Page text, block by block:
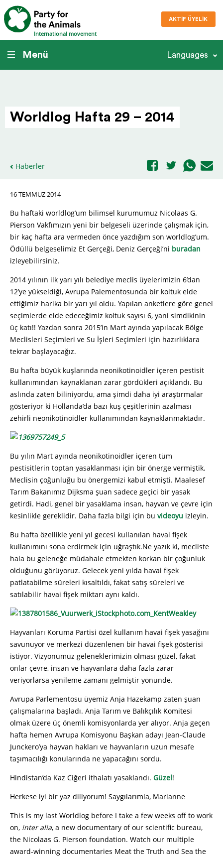
International movement
AKTIF ÜYELIK
Menü Languages
Worldlog Hafta 29 – 2014
Haberler
16 TEMMUZ 2014
Bu haftaki worldlog’um bilimsel kurumumuz Nicolaas G.
Pierson Vakfımızın yeni bir belgeseli üzerinde çalışmak için,
bir kaç hafta ara vermeden önce yazdığım son worldlog’um.
Ödüllü belgeselimiz Et Gerçeği, Deniz Gerçeği’ni buradan
izleyebilirsiniz.
2014 yılının ilk yarı yılı belediye meclis üyelerimizin 6’dan
12’ye yükseldiği, Avrupa Palementosunda bir koltuk elde
ettiğimiz harika bir yarı yıl oldu. Yapılan anketlere göre genel
seçimlerde elde edeceğimiz koltuk sayısı 6, yani simdikinin
üç katı!! Yazdan sonra 2015’in Mart ayında yapılacak Bölge
Meclisleri Seçimleri ve Su İşleri Seçimleri için hazırlıklara
tekrar başlayacağız.
Bu hafta büyük kuşlarında neonikotinoidler içeren pestisit
kullanımından kaynaklanan zarar gördükleri açıklandı. Bu
aslında zaten biliniyordu, ama şimdi daha iyi araştırmalar
gösteriyor ki Hollanda’da bazı kuş çeşitlerinin azalması
zehirli neonikotinoidler kullanımından kaynaklanmaktadır.
Bu yılın Mart ayında neonikotinoidler içeren tüm
pestisitlerin toptan yasaklanması için bir önerge vermiştik.
Meclisin çoğunluğu bu önergemizi kabul etmişti. Maalesef
Tarım Bakanımız Dijksma şuan sadece geçici bir yasak
getirdi. Hadi, genel bir yasaklama insan, hayvan ve çevre için
kesinlikle gereklidir. Daha fazla bilgi için bu videoyu izleyin.
Bu hafta özellikle yeni yıl gecesi kullanılan havai fişek
kullanımını sona erdirmek için uğraştık.Ne yazık ki, mecliste
hala bu geleneğe müdahale etmekten korkan bir çoğunluk
olduğunu görüyoruz. Gelecek yeni yılda havai fişek
patlatabilme süreleri kısaltıldı, fakat satış süreleri ve
satılabilir havai fişek miktarı aynı kaldı.
Hayvanları Koruma Partisi özel kullanım havai fişek yasağını
savunuyor ve merkezi düzenlenen bir havai fişek gösterisi
istiyor. Vizyonumuz geleneklerimizin olması güzel, fakat
onlar çevre, insan ve hayvanlara daha fazla zarar
veriyorlarsa yenileme zamanı gelmiştir yönünde.
Avrupa Parlementosu üyemiz Anja Hazekamp zaten şuan
çalışmalarına başladı. Anja Tarım ve Balıkçılık Komitesi
olmak üzere üç önemli komisyonlarda yer alıyor. Anja geçen
hafta hemen Avrupa Komisyonu Başkan adayı Jean-Claude
Junckero’ya hayvan hakları ve hayvanların uzun mesafe
taşımacılığı konularında ne yapacağını sordu.
Hindistan’da Kaz Ciğeri ithalatı yasaklandı. Güzel!
Herkese iyi bir yaz diliyorum! Saygılarımla, Marianne
This is my last Worldlog before I take a few weeks off to work
on, inter alia, a new documentary of our scientific bureau,
the Nicolaas G. Pierson foundation. Watch our multiple
award-winning documentaries Meat the Truth and Sea the